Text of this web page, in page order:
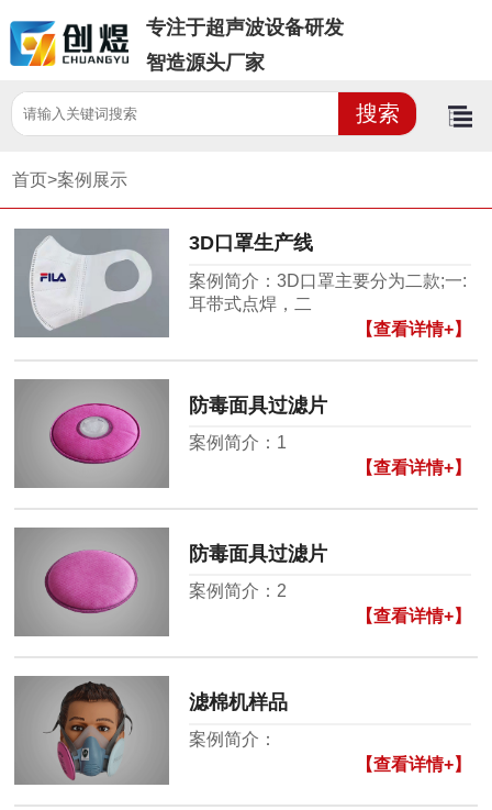
专注于超声波设备研发
智造源头厂家
首页>案例展示
3D口罩生产线
案例简介：3D口罩主要分为二款;一:
耳带式点焊，二
【查看详情+】
防毒面具过滤片
案例简介：1
【查看详情+】
防毒面具过滤片
案例简介：2
【查看详情+】
滤棉机样品
案例简介：
【查看详情+】